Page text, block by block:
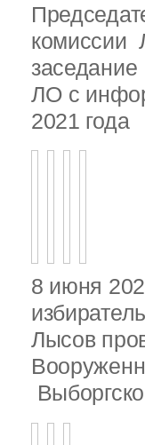
комиссии
ЛО с
2021 года
8 июня
Лысов